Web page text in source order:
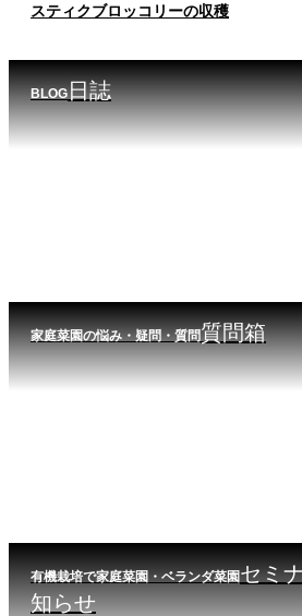
スティクブロッコリーの収穫
BLOG日誌
家庭菜園の悩み・疑問・質問質問箱
有機栽培で家庭菜園・ベランダ菜園セミ
知らせ